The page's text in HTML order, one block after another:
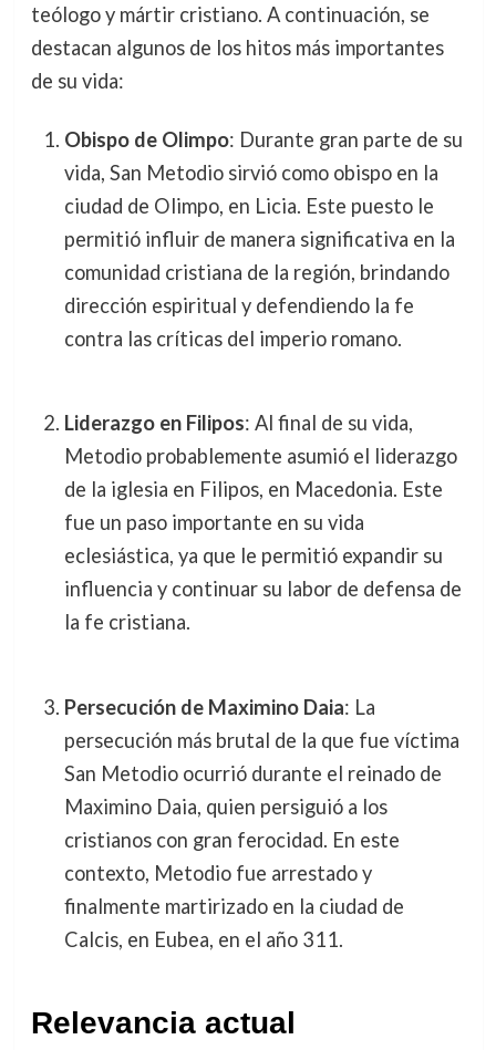
teólogo y mártir cristiano. A continuación, se
destacan algunos de los hitos más importantes
de su vida:
Obispo de Olimpo: Durante gran parte de su
vida, San Metodio sirvió como obispo en la
ciudad de Olimpo, en Licia. Este puesto le
permitió influir de manera significativa en la
comunidad cristiana de la región, brindando
dirección espiritual y defendiendo la fe
contra las críticas del imperio romano.
Liderazgo en Filipos: Al final de su vida,
Metodio probablemente asumió el liderazgo
de la iglesia en Filipos, en Macedonia. Este
fue un paso importante en su vida
eclesiástica, ya que le permitió expandir su
influencia y continuar su labor de defensa de
la fe cristiana.
Persecución de Maximino Daia: La
persecución más brutal de la que fue víctima
San Metodio ocurrió durante el reinado de
Maximino Daia, quien persiguió a los
cristianos con gran ferocidad. En este
contexto, Metodio fue arrestado y
finalmente martirizado en la ciudad de
Calcis, en Eubea, en el año 311.
Relevancia actual